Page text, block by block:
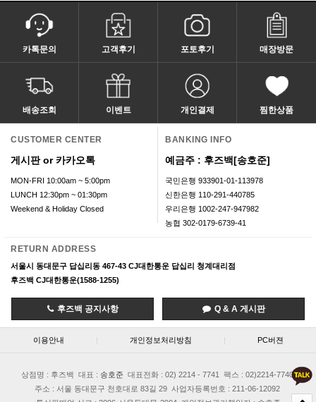
카톡문의 고객후기 포토후기 매장방문
배송조회 이벤트 개인결제 찜한상품
CUSTOMER CENTER
게시판 or 카카오톡
MON-FRI 10:00am ~ 5:00pm
LUNCH 12:30pm ~ 01:30pm
Weekend & Holiday Closed
BANKING INFO
예금주 : 후즈백[송호준]
국민은행 933901-01-113978
신한은행 110-291-440785
우리은행 1002-247-947982
농협 302-0179-6739-41
RETURN ADDRESS
서울시 동대문구 답십리동 467-43 CJ대한통운 답십리 청계대리점
후즈백 CJ대한통운(1588-1255)
후즈백 공지사항 Q & A 게시판
이용안내 개인정보처리방침 PC버젼
상점명 : 후즈백 대표 : 송호준 대표전화 : 02) 2214 - 7741
팩스 : 02)2214-7740
주소 : 서울 동대문구 천호대로 83길 29
사업자등록번호 : 211-06-12092